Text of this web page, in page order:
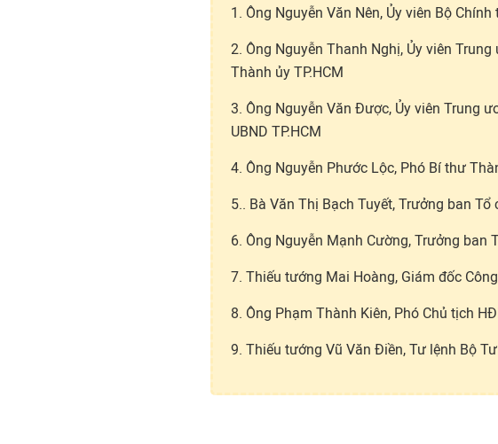
1. Ông Nguyễn Văn Nên, Ủy viên Bộ
2. Ông Nguyễn Thanh Nghị, Ủy viên
Thành ủy TP.HCM
3. Ông Nguyễn Văn Được, Ủy viên Trung
UBND TP.HCM
4. Ông Nguyễn Phước Lộc, Phó Bí thư
5.. Bà Văn Thị Bạch Tuyết, Trưởng ban
6. Ông Nguyễn Mạnh Cường, Trưởng ban
7. Thiếu tướng Mai Hoàng, Giám đốc
8. Ông Phạm Thành Kiên, Phó Chủ tịch
9. Thiếu tướng Vũ Văn Điền, Tư lệnh Bộ Tư